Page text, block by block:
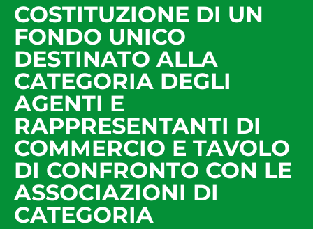
COSTITUZIONE DI UN
FONDO UNICO
DESTINATO ALLA
CATEGORIA DEGLI
AGENTI E
RAPPRESENTANTI DI
COMMERCIO E TAVOLO
DI CONFRONTO CON LE
ASSOCIAZIONI DI
CATEGORIA